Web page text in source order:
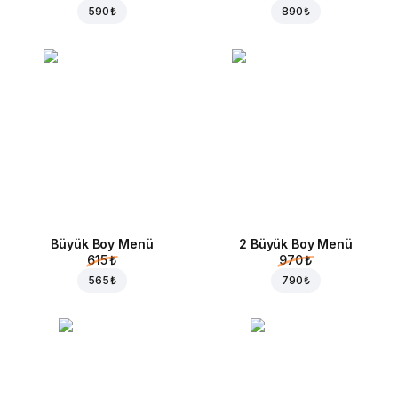
590 ₺ 890 ₺
Büyük Boy Menü
615 ₺
565 ₺
2 Büyük Boy Menü
970 ₺
790 ₺